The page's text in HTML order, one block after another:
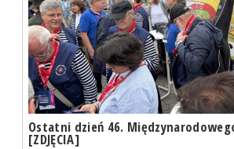
Ostatni dzień 46.
[ZDJĘCIA]